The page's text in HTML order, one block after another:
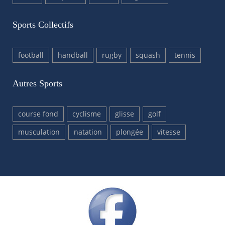
Sports Collectifs
football handball rugby squash tennis
Autres Sports
course fond cyclisme glisse
golf
musculation
natation plongée vitesse